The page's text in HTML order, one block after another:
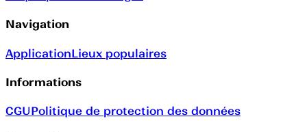
Navigation
ApplicationLieux populaires
Informations
CGUPolitique de protection des données